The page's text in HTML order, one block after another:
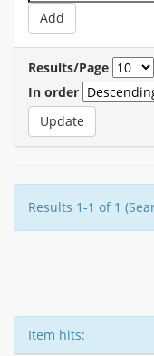
Results/Page
In order
Results 1-1 of 1
Item hits: